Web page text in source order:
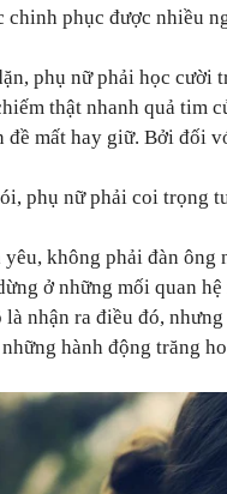
chinh phục được nhiều
phụ nữ phải học cười
thật nhanh quả tim
đề mất hay giữ. Bởi đối
phụ nữ phải coi trọng
không phải đàn ông
ở những mối quan
là nhận ra điều đó,
hành động trăng